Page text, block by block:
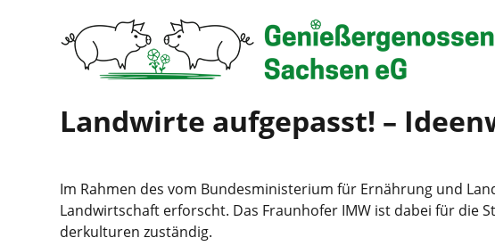
Land­wir­te auf­ge­passt! –
Im Rah­men des vom Bun­des­mi­nis­te­ri­um für Ernäh­rung und
Land­wirt­schaft erforscht. Das Fraun­ho­fer IMW ist dabei für die
der­kul­tu­ren zuständig.